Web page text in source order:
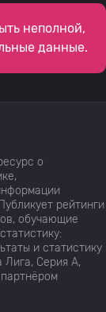
неполной,
данные.
о
рейтинги
обучающие
и статистику
Серия А,